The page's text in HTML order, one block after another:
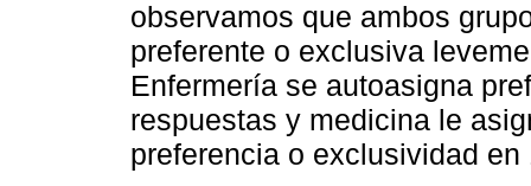
observamos que ambos
preferente o exclusiva
Enfermería se autoasigna
respuestas y medicina le
preferencia o exclusividad